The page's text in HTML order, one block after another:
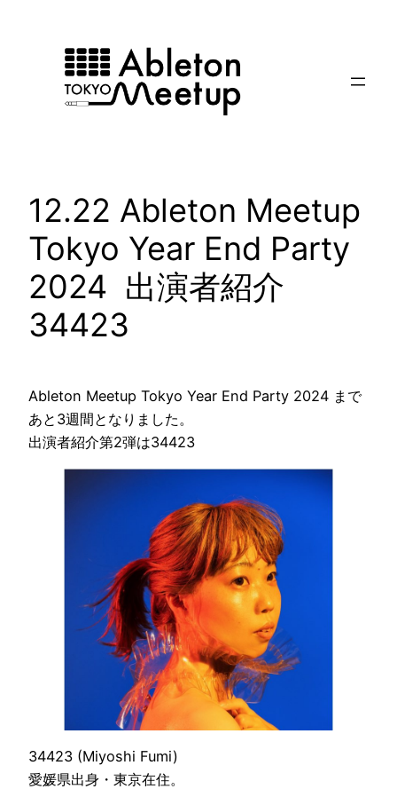
12.22 Ableton Meetup
Tokyo Year End Party
2024 出演者紹介
34423
Ableton Meetup Tokyo Year End Party 2024 まで
あと3週間となりました。
出演者紹介第2弾は34423
34423 (Miyoshi Fumi)
愛媛県出身・東京在住。